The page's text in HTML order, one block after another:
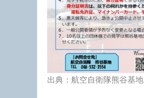
出典：航空自衛隊熊谷基地